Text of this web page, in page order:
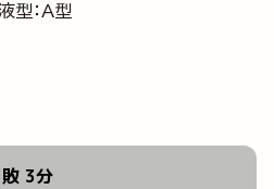
：A型
3分